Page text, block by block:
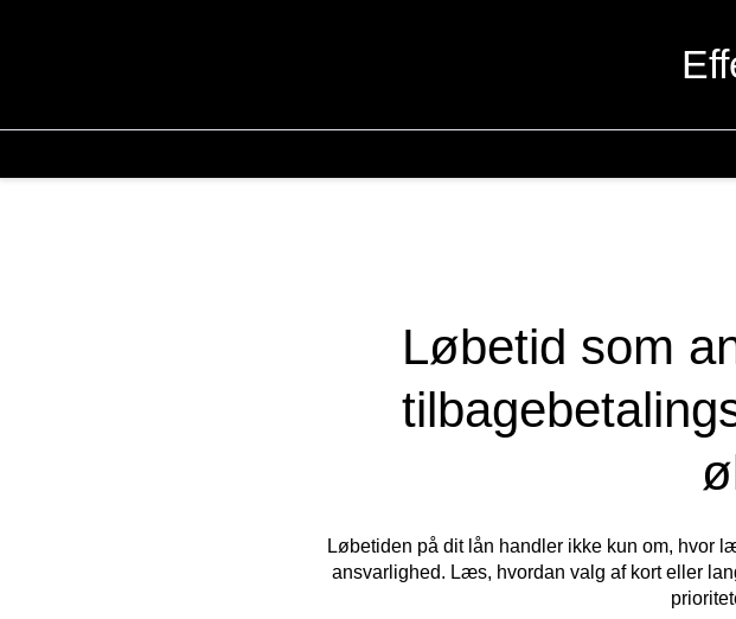
Løbetid som
Løbetiden på dit lån handler ikke kun om, hvor
ansvarlighed. Læs, hvordan valg af kort eller